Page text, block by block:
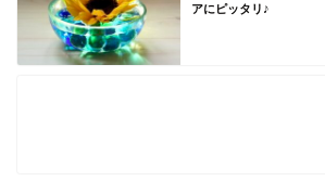
アにピッタリ♪